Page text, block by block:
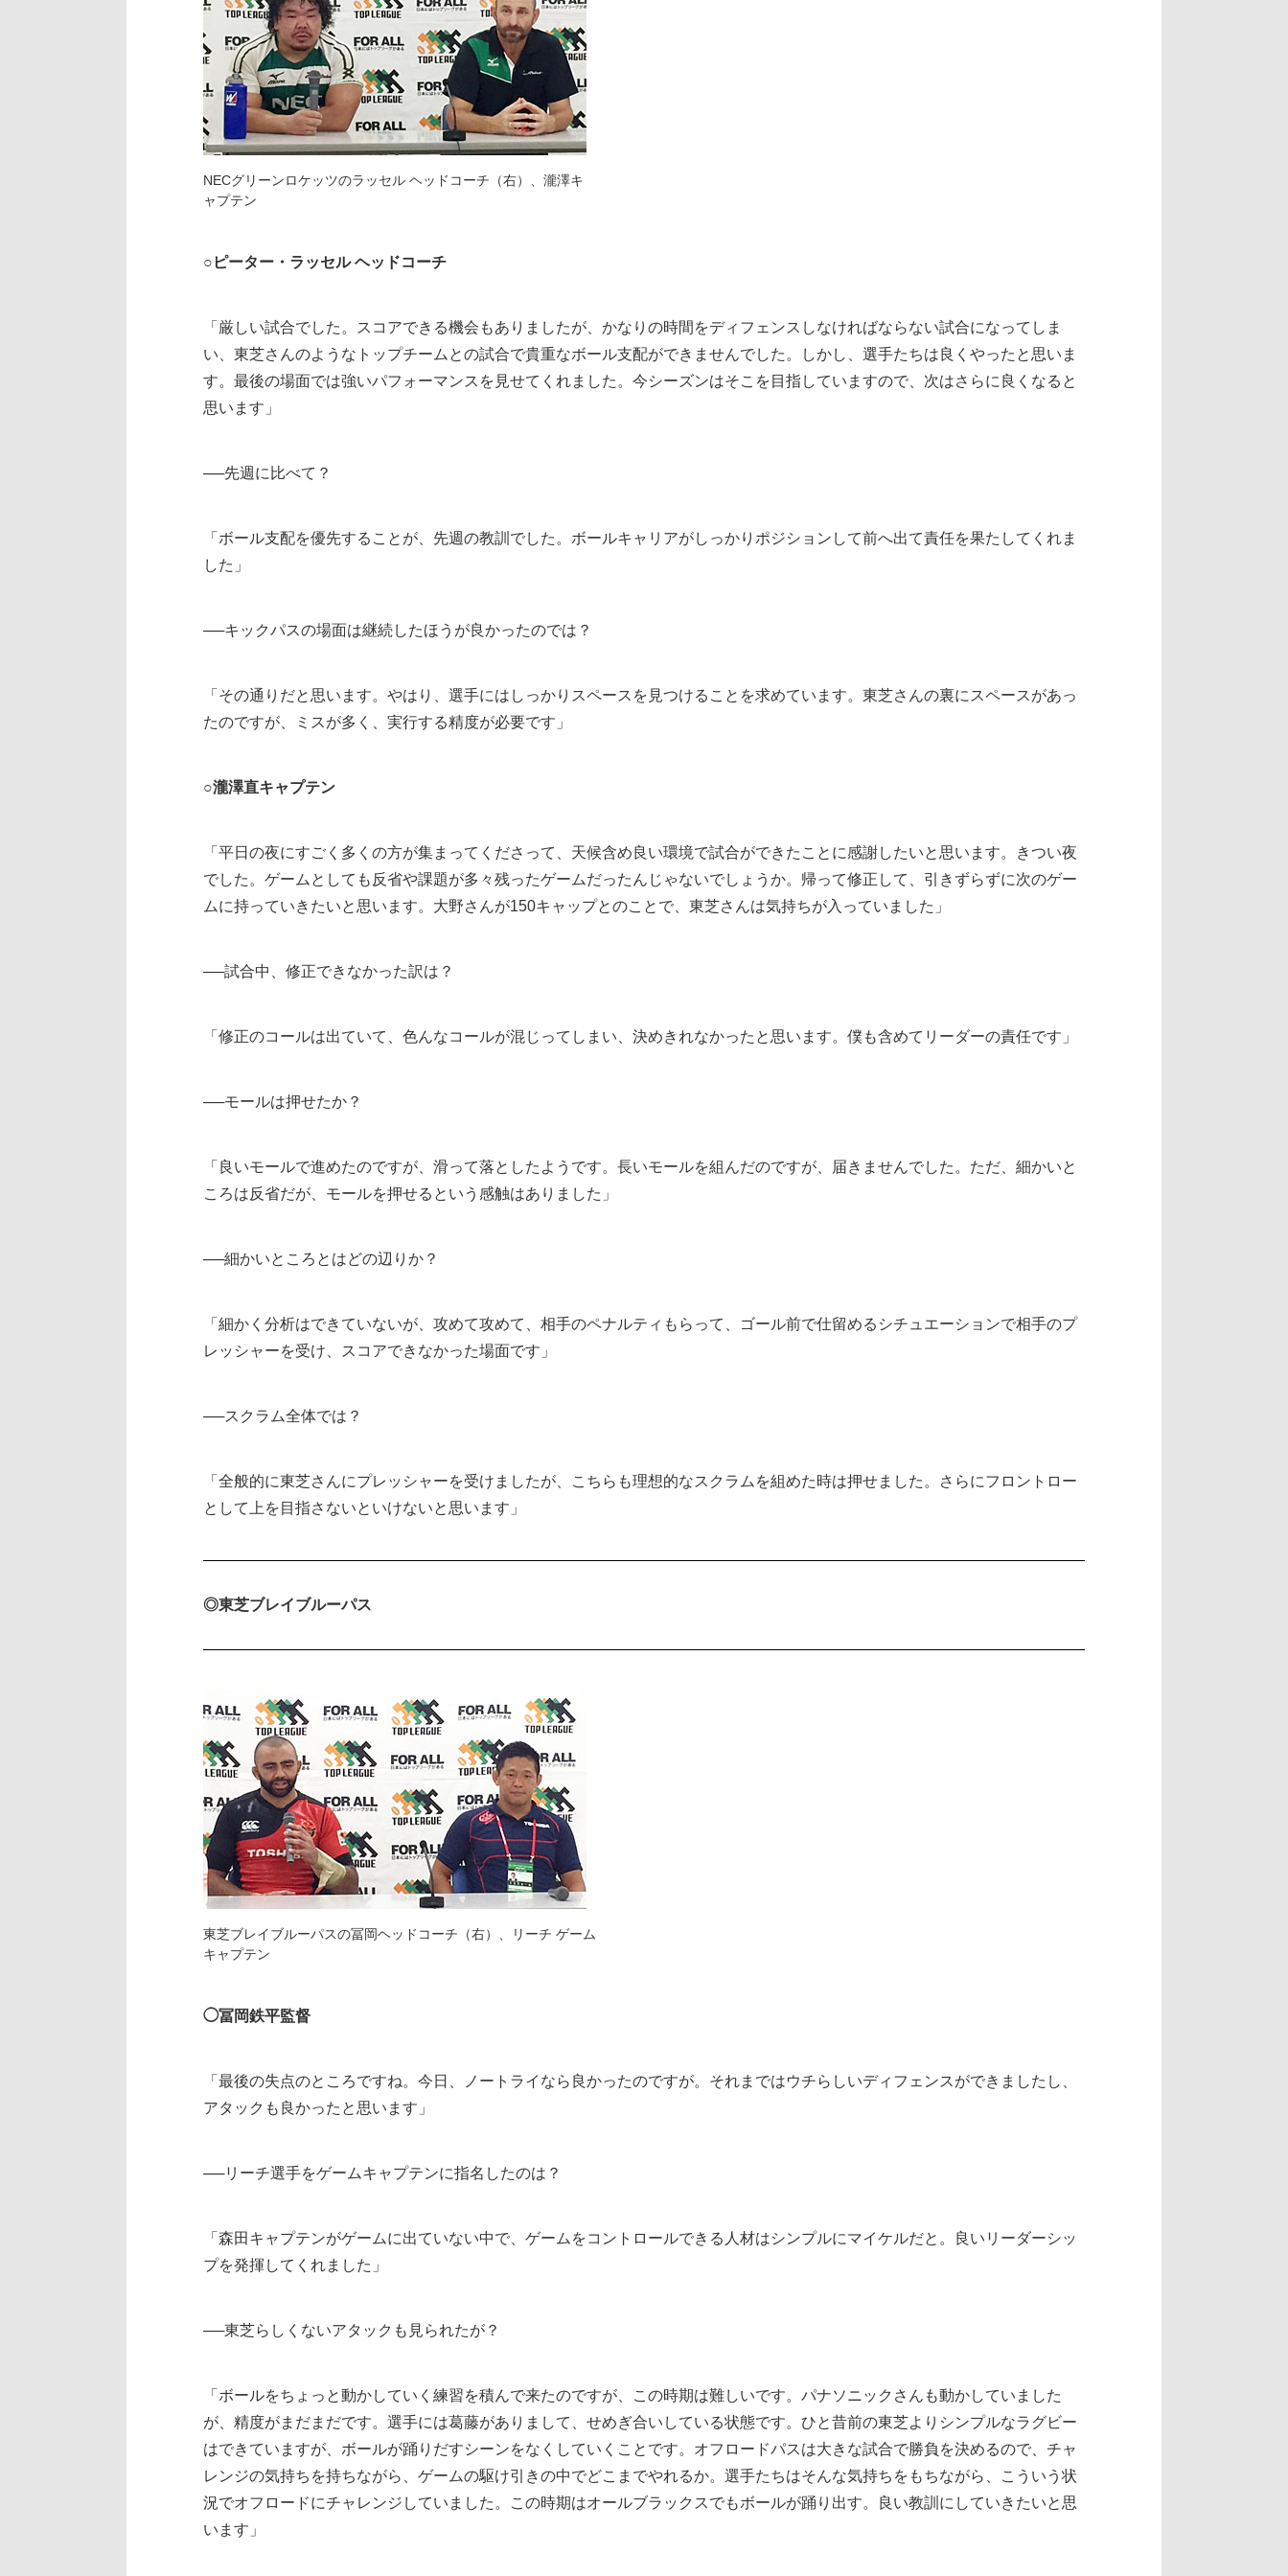
NECグリーンロケッツのラッセル ヘッドコーチ（右）、瀧澤キ
ャプテン
○ピーター・ラッセル ヘッドコーチ
「厳しい試合でした。スコアできる機会もありましたが、かなりの時間をディフェンスしなければならない試合になってしま
い、東芝さんのようなトップチームとの試合で貴重なボール支配ができませんでした。しかし、選手たちは良くやったと思いま
す。最後の場面では強いパフォーマンスを見せてくれました。今シーズンはそこを目指していますので、次はさらに良くなると
思います」
──先週に比べて？
「ボール支配を優先することが、先週の教訓でした。ボールキャリアがしっかりポジションして前へ出て責任を果たしてくれま
した」
──キックパスの場面は継続したほうが良かったのでは？
「その通りだと思います。やはり、選手にはしっかりスペースを見つけることを求めています。東芝さんの裏にスペースがあっ
たのですが、ミスが多く、実行する精度が必要です」
○瀧澤直キャプテン
「平日の夜にすごく多くの方が集まってくださって、天候含め良い環境で試合ができたことに感謝したいと思います。きつい夜
でした。ゲームとしても反省や課題が多々残ったゲームだったんじゃないでしょうか。帰って修正して、引きずらずに次のゲー
ムに持っていきたいと思います。大野さんが150キャップとのことで、東芝さんは気持ちが入っていました」
──試合中、修正できなかった訳は？
「修正のコールは出ていて、色んなコールが混じってしまい、決めきれなかったと思います。僕も含めてリーダーの責任です」
──モールは押せたか？
「良いモールで進めたのですが、滑って落としたようです。長いモールを組んだのですが、届きませんでした。ただ、細かいと
ころは反省だが、モールを押せるという感触はありました」
──細かいところとはどの辺りか？
「細かく分析はできていないが、攻めて攻めて、相手のペナルティもらって、ゴール前で仕留めるシチュエーションで相手のプ
レッシャーを受け、スコアできなかった場面です」
──スクラム全体では？
「全般的に東芝さんにプレッシャーを受けましたが、こちらも理想的なスクラムを組めた時は押せました。さらにフロントロー
として上を目指さないといけないと思います」
◎東芝ブレイブルーパス
東芝ブレイブルーパスの冨岡ヘッドコーチ（右）、リーチ ゲーム
キャプテン
◯冨岡鉄平監督
「最後の失点のところですね。今日、ノートライなら良かったのですが。それまではウチらしいディフェンスができましたし、
アタックも良かったと思います」
──リーチ選手をゲームキャプテンに指名したのは？
「森田キャプテンがゲームに出ていない中で、ゲームをコントロールできる人材はシンプルにマイケルだと。良いリーダーシッ
プを発揮してくれました」
──東芝らしくないアタックも見られたが？
「ボールをちょっと動かしていく練習を積んで来たのですが、この時期は難しいです。パナソニックさんも動かしていました
が、精度がまだまだです。選手には葛藤がありまして、せめぎ合いしている状態です。ひと昔前の東芝よりシンプルなラグビー
はできていますが、ボールが踊りだすシーンをなくしていくことです。オフロードパスは大きな試合で勝負を決めるので、チャ
レンジの気持ちを持ちながら、ゲームの駆け引きの中でどこまでやれるか。選手たちはそんな気持ちをもちながら、こういう状
況でオフロードにチャレンジしていました。この時期はオールブラックスでもボールが踊り出す。良い教訓にしていきたいと思
います」